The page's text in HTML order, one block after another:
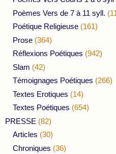
Poèmes Vers de 7 à 11 syll.
Poétique Religieuse (161)
Prose (364)
Réflexions Poétiques (942)
Slam (42)
Témoignages Poétiques (266)
Textes Erotiques (14)
Textes Poétiques (654)
PRESSE (82)
Articles (30)
Chroniques (36)